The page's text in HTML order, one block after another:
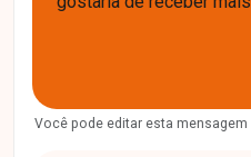
Você pode editar esta mensagem